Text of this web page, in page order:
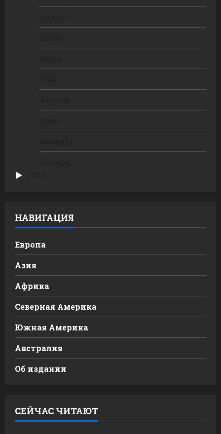
НАВИГАЦИЯ
Европа
Азия
Африка
Северная Америка
Южная Америка
Австралия
Об издании
СЕЙЧАС ЧИТАЮТ